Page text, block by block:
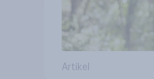
Artikel